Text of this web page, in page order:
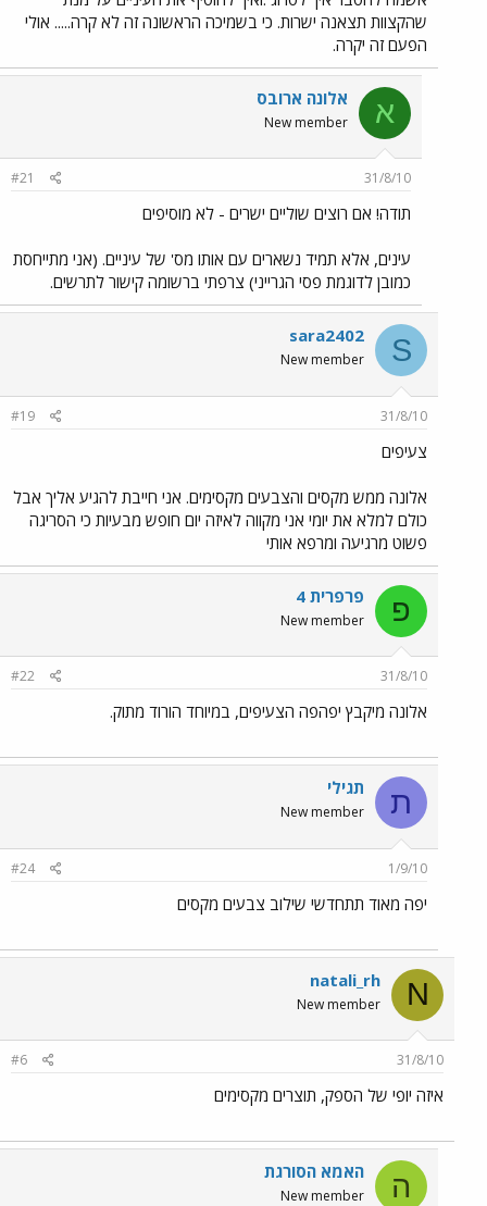
שהקצוות תצאנה ישרות. כי בשמיכה הראשונה זה לא קרה..... אולי
הפעם זה יקרה.
א אלונה ארובס
New member
31/8/10
#21
תודה! אם רוצים שוליים ישרים - לא מוסיפים
עינים, אלא תמיד נשארים עם אותו מס' של עיניים. (אני מתייחסת
כמובן לדוגמת פסי הגרייני) צרפתי ברשומה קישור לתרשים.
S
sara2402
New member
31/8/10
#19
צעיפים
אלונה ממש מקסים והצבעים מקסימים. אני חייבת להגיע אליך אבל
כולם למלא את יומי אני מקווה לאיזה יום חופש מבעיות כי הסריגה
פשוט מרגיעה ומרפא אותי
פ פרפרית 4
New member
31/8/10
#22
אלונה מיקבץ יפהפה הצעיפים, במיוחד הורוד מתוק.
ת תגילי
New member
1/9/10
#24
יפה מאוד תתחדשי שילוב צבעים מקסים
N
natali_rh
New member
31/8/10
#6
איזה יופי של הספק, תוצרים מקסימים
ה האמא הסורגת
New member